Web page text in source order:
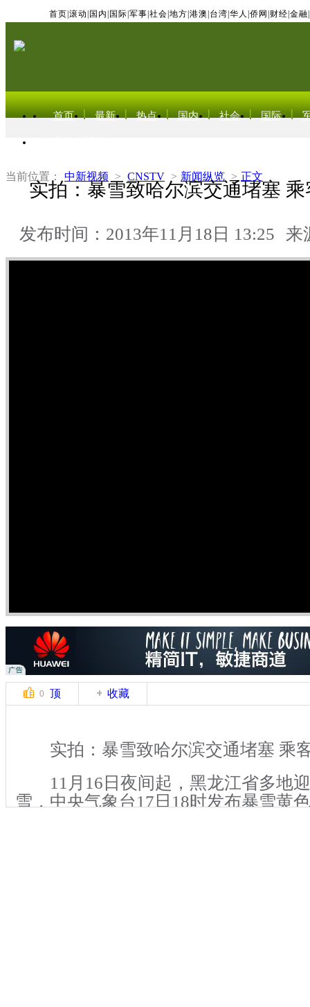
首页 滚动 国内 国际 军事 社会 地方 港澳 台湾 华人 侨网 财经 金融
首页 最新 热点 国内 社会 国际
当前位置： 中新视频 > CNSTV > 新闻纵览 > 正文
实拍：暴雪致哈尔滨交通堵塞
发布时间：2013年11月18日 13:25 来
0 顶 收藏
实拍：暴雪致哈尔滨交通堵塞 乘
11月16日夜间起，黑龙江省多地
雪，中央气象台17日18时发布暴雪黄